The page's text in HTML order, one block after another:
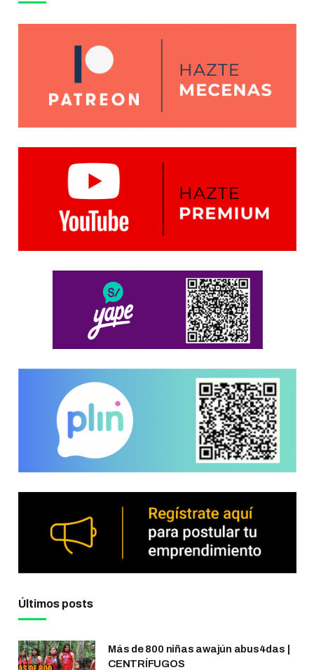
Últimos posts
Más de 800 niñas awajún abus4das |
CENTRÍFUGOS